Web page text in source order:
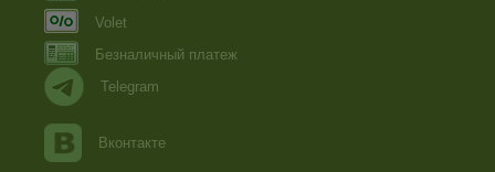
Volet
Безналичный платеж
Telegram
Вконтакте